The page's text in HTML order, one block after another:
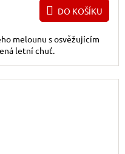
DO KOŠÍKU
melounu s osvěžujícím
letní chuť.